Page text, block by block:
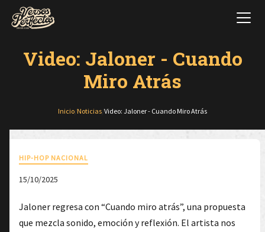
Video: Jaloner - Cuando
Miro Atrás
Inicio Noticias Video: Jaloner - Cuando Miro Atrás
HIP-HOP NACIONAL
15/10/2025
Jaloner regresa con “Cuando miro atrás”, una propuesta
que mezcla sonido, emoción y reflexión. El artista nos